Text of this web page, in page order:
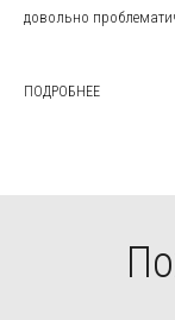
довольно
ПОДРОБНЕЕ